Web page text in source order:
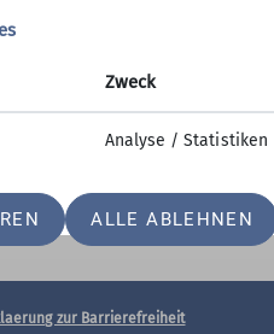
zur Barrierefreiheit
Zweck
Analyse / Statistiken
ALLE ABLEHNEN